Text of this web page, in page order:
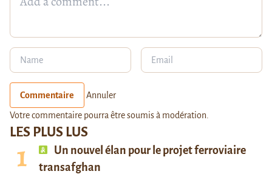
LES PLUS LUS
Un nouvel élan pour le projet ferroviaire
transafghan
Commentaire Annuler
Votre commentaire pourra être soumis à modération.